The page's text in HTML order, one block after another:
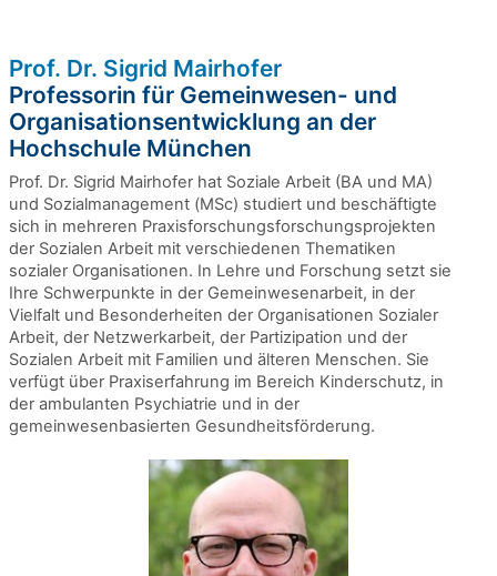
Prof. Dr. Sigrid Mairhofer
Professorin für Gemeinwesen- und
Organisationsentwicklung an der
Hochschule München
Prof. Dr. Sigrid Mairhofer hat Soziale Arbeit (BA und MA)
und Sozialmanagement (MSc) studiert und beschäftigte
sich in mehreren Praxisforschungsforschungsprojekten
der Sozialen Arbeit mit verschiedenen Thematiken
sozialer Organisationen. In Lehre und Forschung setzt sie
Ihre Schwerpunkte in der Gemeinwesenarbeit, in der
Vielfalt und Besonderheiten der Organisationen Sozialer
Arbeit, der Netzwerkarbeit, der Partizipation und der
Sozialen Arbeit mit Familien und älteren Menschen. Sie
verfügt über Praxiserfahrung im Bereich Kinderschutz, in
der ambulanten Psychiatrie und in der
gemeinwesenbasierten Gesundheitsförderung.